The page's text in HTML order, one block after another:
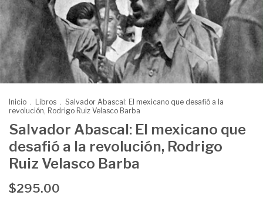
Inicio . Libros . Salvador Abascal: El mexicano que desafió a la
revolución, Rodrigo Ruiz Velasco Barba
Salvador Abascal: El mexicano que
desafió a la revolución, Rodrigo
Ruiz Velasco Barba
$295.00